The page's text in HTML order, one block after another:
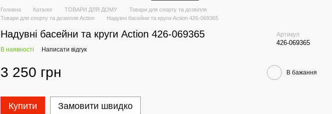
Головна Каталог ТОВАРИ ДЛЯ ДОМУ
Товари для спорту та дозвілля
Товари для спорту та дозвілля Action
Надувні басейни та круги Action 426-069365
Надувні басейни та круги Action 426-069365 Артикул
426-069365
В наявності Написати відгук
3 250 грн В бажання
Купити Замовити швидко